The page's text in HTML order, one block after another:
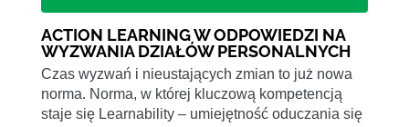
ACTION LEARNING W ODPOWIEDZI NA
WYZWANIA DZIAŁÓW PERSONALNYCH
Czas wyzwań i nieustających zmian to już nowa
norma. Norma, w której kluczową kompetencją
staje się Learnability – umiejętność oduczania się